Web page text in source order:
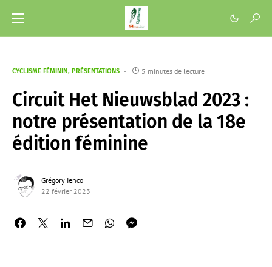
CYCLISME FÉMININ PRÉSENTATIONS 5 minutes de lecture
Circuit Het Nieuwsblad 2023 :
notre présentation de la 18e
édition féminine
Grégory Ienco
22 février 2023